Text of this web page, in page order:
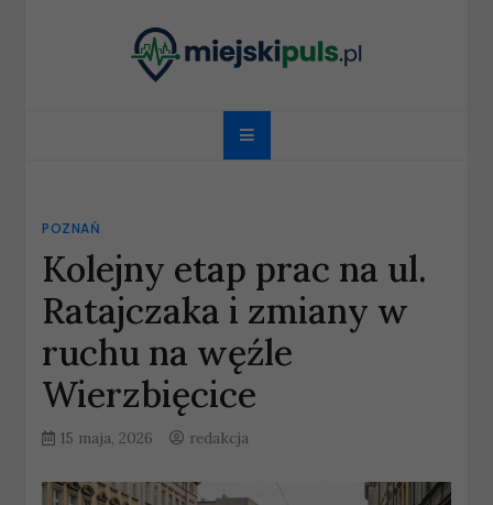
miejskipuls.pl
POZNAŃ
Kolejny etap prac na ul.
Ratajczaka i zmiany w
ruchu na węźle
Wierzbięcice
15 maja, 2026 redakcja